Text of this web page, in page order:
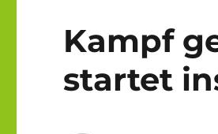
Kampf
startet